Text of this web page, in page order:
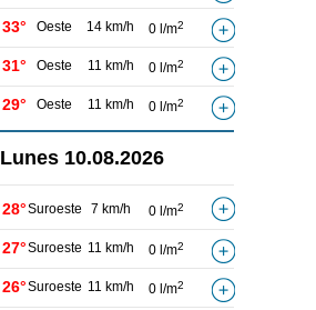
33° Oeste 14 km/h 0 l/m2
31° Oeste 11 km/h 0 l/m2
29° Oeste 11 km/h 0 l/m2
Lunes 10.08.2026
28°Suroeste 7 km/h 0 l/m2
27°Suroeste 11 km/h 0 l/m2
26°Suroeste 11 km/h 0 l/m2